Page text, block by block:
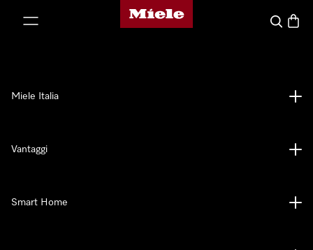
Homepage di Miele
Cerca
Miele Italia
Vantaggi
Smart Home